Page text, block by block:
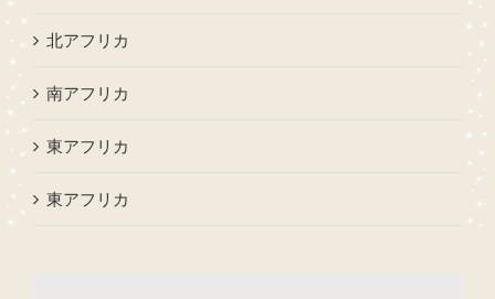
北アフリカ
南アフリカ
東アフリカ
東アフリカ